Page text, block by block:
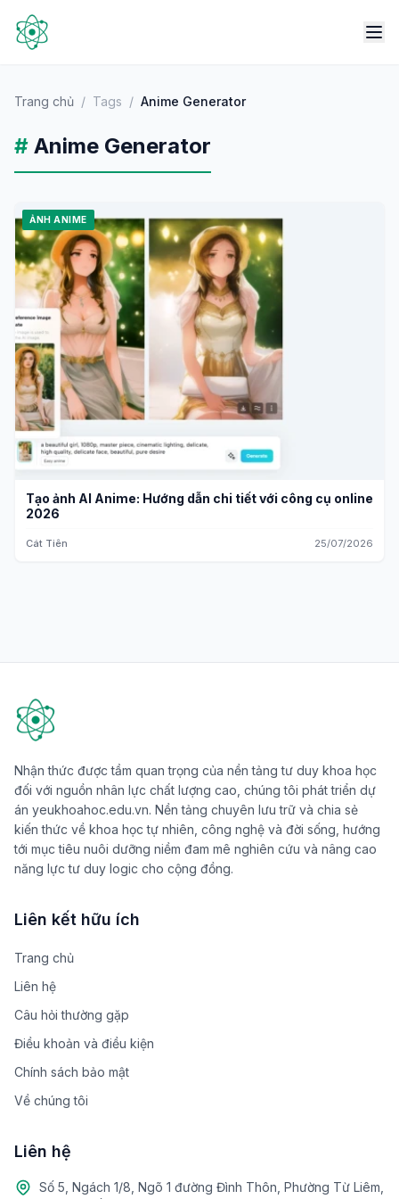
Trang chủ / Tags / Anime Generator
# Anime Generator
ẢNH ANIME
Tạo ảnh AI Anime: Hướng dẫn chi tiết với công cụ online
2026
Cát Tiên 25/07/2026
Nhận thức được tầm quan trọng của nền tảng tư duy khoa học
đối với nguồn nhân lực chất lượng cao, chúng tôi phát triển dự
án yeukhoahoc.edu.vn. Nền tảng chuyên lưu trữ và chia sẻ
kiến thức về khoa học tự nhiên, công nghệ và đời sống, hướng
tới mục tiêu nuôi dưỡng niềm đam mê nghiên cứu và nâng cao
năng lực tư duy logic cho cộng đồng.
Liên kết hữu ích
Trang chủ
Liên hệ
Câu hỏi thường gặp
Điều khoản và điều kiện
Chính sách bảo mật
Về chúng tôi
Liên hệ
Số 5, Ngách 1/8, Ngõ 1 đường Đình Thôn, Phường Từ Liêm,